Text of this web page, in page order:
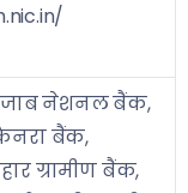
नेशनल बैंक,
बैंक,
ग्रामीण बैंक,